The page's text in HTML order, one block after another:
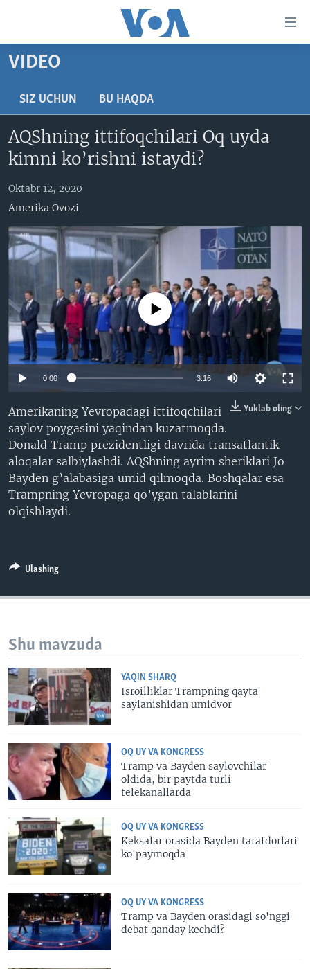
boring
Boshiga
Qidiruvga
AMERIKA
XALQARO
MULTIMEDIA
XALQARO HAYOT
VASHINGTON CHOYXONASI
MOBIL-SALOM!
VIDEO
XABARLAR SURATLARDA
FACEBOOK
YOUTUBE
INSTAGRAM
ODNOKLASSNIKI
TELEGRAM
INGLIZ TILI DARSLARI
EDITORIAL
Learning English
VIDEO
SIZ UCHUN BU HAQDA
AQShning ittifoqchilari Oq uyda
kimni ko’rishni istaydi?
Oktabr 12, 2020
Amerika Ovozi
No media source currently available
0:00 3:16
Yuklab oling
Amerikaning Yevropadagi ittifoqchilari
saylov poygasini yaqindan kuzatmoqda.
Donald Tramp prezidentligi davrida transatlantik
aloqalar salbiylashdi. AQShning ayrim sheriklari Jo
Bayden g’alabasiga umid qilmoqda. Boshqalar esa
Trampning Yevropaga qo’ygan talablarini
olqishlaydi.
Ulashing
Shu mavzuda
YAQIN SHARQ
Isroilliklar Trampning qayta
saylanishidan umidvor
OQ UY VA KONGRESS
Tramp va Bayden saylovchilar
oldida, bir paytda turli
telekanallarda
OQ UY VA KONGRESS
Keksalar orasida Bayden tarafdorlari
ko'paymoqda
OQ UY VA KONGRESS
Tramp va Bayden orasidagi so'nggi
debat qanday kechdi?